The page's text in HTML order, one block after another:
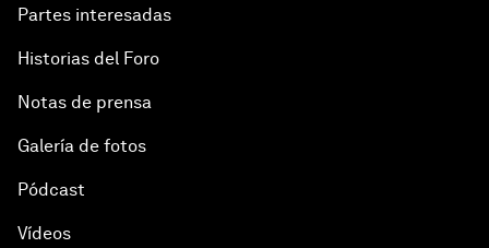
Partes interesadas
Historias del Foro
Notas de prensa
Galería de fotos
Pódcast
Vídeos